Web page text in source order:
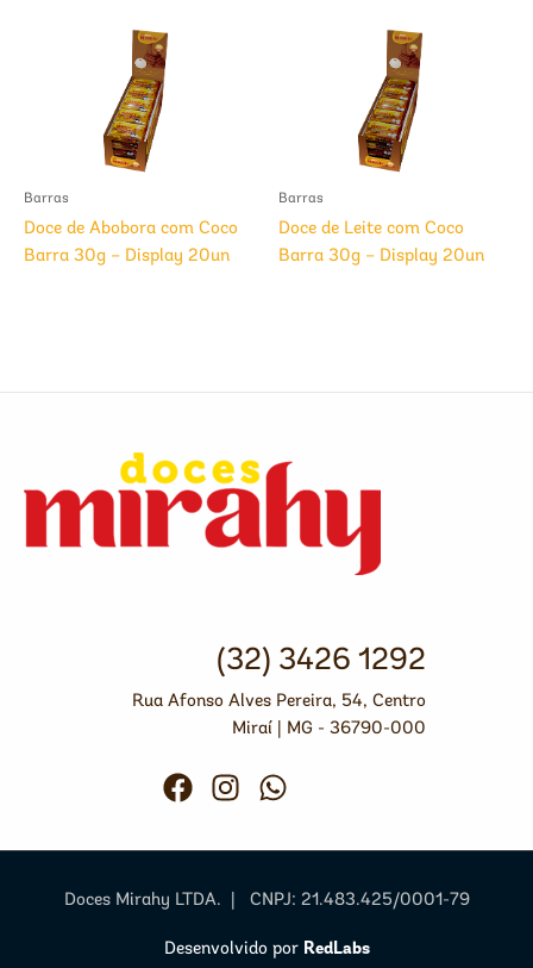
Barras
Doce de Abobora com Coco
Barra 30g – Display 20un
Barras
Doce de Leite com Coco
Barra 30g – Display 20un
(32) 3426 1292
Rua Afonso Alves Pereira, 54, Centro
Miraí | MG - 36790-000
Doces Mirahy LTDA. | CNPJ: 21.483.425/0001-79
Desenvolvido por RedLabs